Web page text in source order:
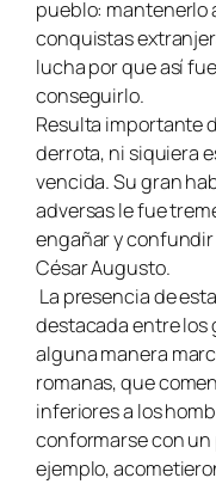
pueblo: mantenerlo
conquistas
lucha por que así
conseguirlo.
Resulta importante
derrota, ni siquiera
vencida. Su gran
adversas le fue
engañar y
César Augusto.
La presencia de
destacada entre los
alguna manera
romanas, que
inferiores a los
conformarse con
ejemplo,